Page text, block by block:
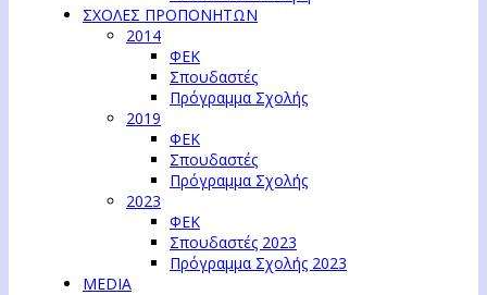
ΣΧΟΛΕΣ ΠΡΟΠΟΝΗΤΩΝ
2014
ΦΕΚ
Σπουδαστές
Πρόγραμμα Σχολής
2019
ΦΕΚ
Σπουδαστές
Πρόγραμμα Σχολής
2023
ΦΕΚ
Σπουδαστές 2023
Πρόγραμμα Σχολής 2023
MEDIA